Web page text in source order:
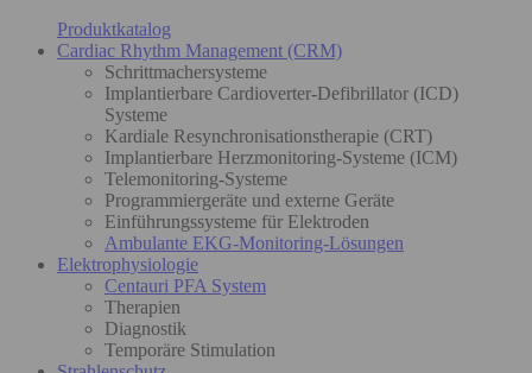
Produktkatalog
Cardiac Rhythm Management (CRM)
Schrittmachersysteme
Implantierbare Cardioverter-Defibrillator (ICD)
Systeme
Kardiale Resynchronisationstherapie (CRT)
Implantierbare Herzmonitoring-Systeme (ICM)
Telemonitoring-Systeme
Programmiergeräte und externe Geräte
Einführungssysteme für Elektroden
Ambulante EKG-Monitoring-Lösungen
Elektrophysiologie
Centauri PFA System
Therapien
Diagnostik
Temporäre Stimulation